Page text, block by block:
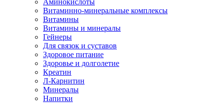
Витаминно-минеральные комплексы
Витамины
Витамины и минералы
Гейнеры
Для связок и суставов
Здоровое питание
Здоровье и долголетие
Креатин
Л-Карнитин
Минералы
Напитки